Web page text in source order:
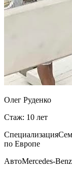
Олег Руденко
Стаж: 10 лет
Специализация
по Европе
АвтоMercedes-